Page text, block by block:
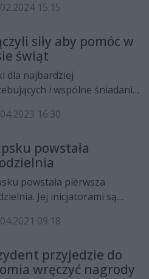
program mamy poznać
zapewniają, że będą to
które rzeczywiście
życie mieszkańców
15:15
siły aby pomóc w
świąt
dla najbardziej
i wspólne śniadanie
które w okresie
celu.
16:30
powstała
powstała pierwsza
Jej inicjatorami są
działające na
już pojawiła się w lodówce.
09:18
przyjedzie do
wręczyć nagrody